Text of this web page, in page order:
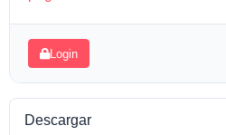
Login
Descargar